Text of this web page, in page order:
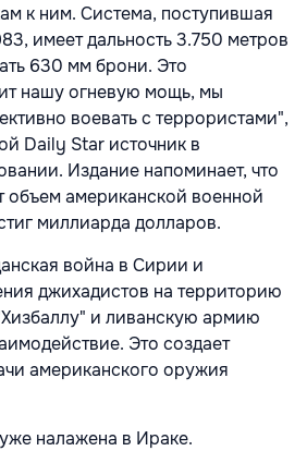
к ним. Система, поступившая
имеет дальность 3.750 метров
630 мм брони. Это
нашу огневую мощь, мы
воевать с террористами",
Daily Star источник в
Издание напоминает, что
объем американской военной
миллиарда долларов.
война в Сирии и
джихадистов на территорию
и ливанскую армию
Это создает
американского оружия
налажена в Ираке.